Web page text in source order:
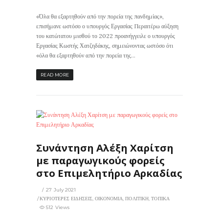
«Όλα θα εξαρτηθούν από την πορεία της πανδημίας»,
επισήμανε ωστόσο ο υπουργός Εργασίας Περαιτέρω αύξηση
του κατώτατου μισθού το 2022 προανήγγειλε ο υπουργός
Εργασίας Κωστής Χατζηδάκης, σημειώνοντας ωστόσο ότι
«όλα θα εξαρτηθούν από την πορεία της...
READ MORE
512 0
Συνάντηση Αλέξη Χαρίτση
με παραγωγικούς φορείς
στο Επιμελητήριο Αρκαδίας
27 July 2021
ΚΥΡΙΟΤΕΡΕΣ ΕΙΔΗΣΕΙΣ,ΟΙΚΟΝΟΜΙΑ,ΠΟΛΙΤΙΚΗ,ΤΟΠΙΚΑ
512 Views